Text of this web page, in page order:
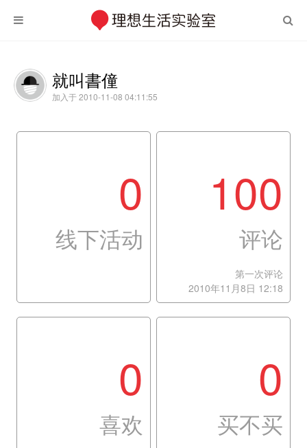
就叫書僮
加入于 2010-11-08 04:11:55
0
线下活动
100
评论
第一次评论
2010年11月8日 12:18
0
喜欢
0
买不买